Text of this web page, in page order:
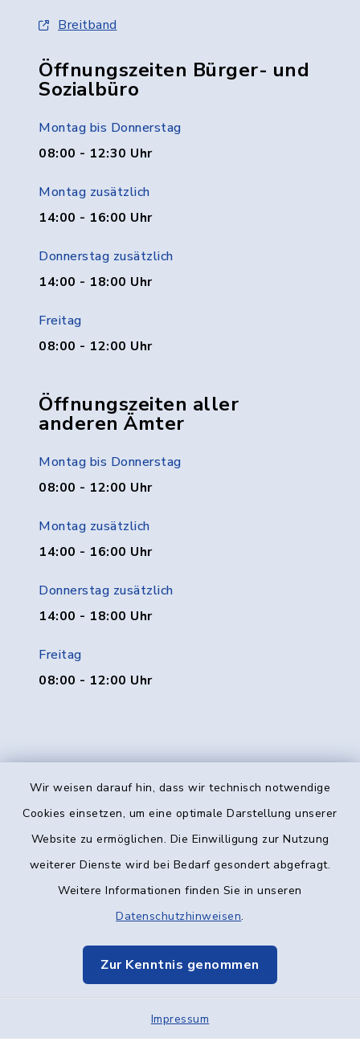
Wir weisen darauf hin, dass wir technisch notwendige
Cookies einsetzen, um eine optimale Darstellung unserer
Website zu ermöglichen. Die Einwilligung zur Nutzung
weiterer Dienste wird bei Bedarf gesondert abgefragt.
Weitere Informationen finden Sie in unseren
Datenschutzhinweisen.
Zur Kenntnis genommen
Impressum
Breitband
Öffnungszeiten Bürger- und
Sozialbüro
Montag bis Donnerstag
08:00 - 12:30 Uhr
Montag zusätzlich
14:00 - 16:00 Uhr
Donnerstag zusätzlich
14:00 - 18:00 Uhr
Freitag
08:00 - 12:00 Uhr
Öffnungszeiten aller
anderen Ämter
Montag bis Donnerstag
08:00 - 12:00 Uhr
Montag zusätzlich
14:00 - 16:00 Uhr
Donnerstag zusätzlich
14:00 - 18:00 Uhr
Freitag
08:00 - 12:00 Uhr
Kontakt
Datenschutz
Elektronische Kommunikation
Sitemap